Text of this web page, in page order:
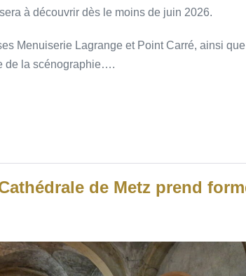
à découvrir dès le moins de juin 2026.
Menuiserie Lagrange et Point Carré, ainsi
de la scénographie….
de Metz prend